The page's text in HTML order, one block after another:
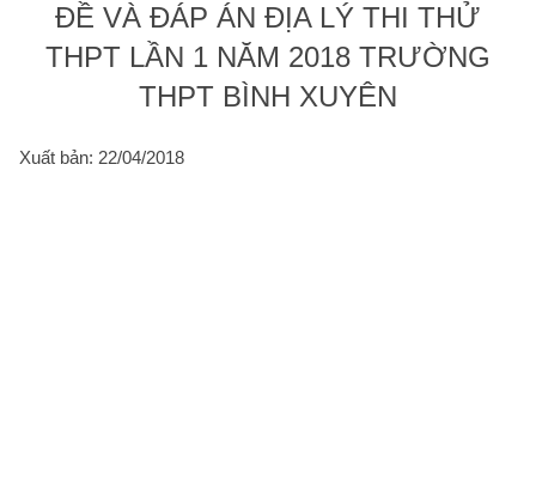
ĐỀ VÀ ĐÁP ÁN ĐỊA LÝ THI THỬ
THPT LẦN 1 NĂM 2018 TRƯỜNG
THPT BÌNH XUYÊN
Xuất bản: 22/04/2018